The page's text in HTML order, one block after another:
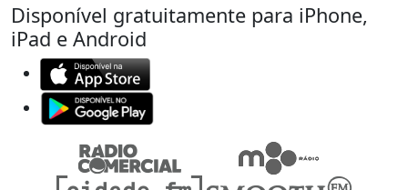
Disponível gratuitamente para iPhone,
iPad e Android